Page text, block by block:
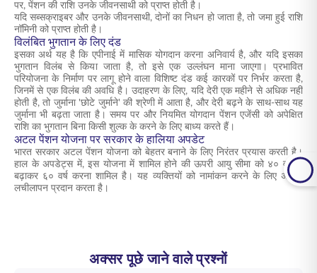
पर, पेंशन की राशि उनके जीवनसाथी को प्राप्त होती है।
यदि सब्सक्राइबर और उनके जीवनसाथी, दोनों का निधन हो जाता है, तो जमा हुई राशि
नॉमिनी को प्राप्त होती है।
विलंबित भुगतान के लिए दंड
इसका अर्थ यह है कि एपीनाई में मासिक योगदान करना अनिवार्य है, और यदि इसका
भुगतान विलंब से किया जाता है, तो इसे एक उल्लंघन माना जाएगा। प्रभावित
परियोजना के निर्माण पर लागू होने वाला विशिष्ट दंड कई कारकों पर निर्भर करता है,
जिनमें से एक विलंब की अवधि है। उदाहरण के लिए, यदि देरी एक महीने से अधिक नहीं
होती है, तो जुर्माना 'छोटे जुर्माने' की श्रेणी में आता है, और देरी बढ़ने के साथ-साथ यह
जुर्माना भी बढ़ता जाता है। समय पर और नियमित योगदान पेंशन एजेंसी को अपेक्षित
राशि का भुगतान बिना किसी शुल्क के करने के लिए बाध्य करते हैं।
अटल पेंशन योजना पर सरकार के हालिया अपडेट
भारत सरकार अटल पेंशन योजना को बेहतर बनाने के लिए निरंतर प्रयास करती है।
हाल के अपडेट्स में, इस योजना में शामिल होने की ऊपरी आयु सीमा को ४० वर्ष से
बढ़ाकर ६० वर्ष करना शामिल है। यह व्यक्तियों को नामांकन करने के लिए अधिक
लचीलापन प्रदान करता है।
अक्सर पूछे जाने वाले प्रश्नों